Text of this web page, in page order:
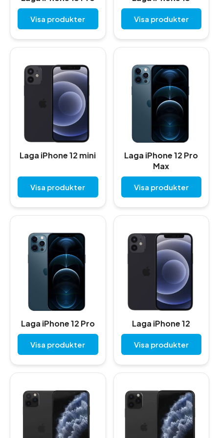
Visa produkter Visa produkter
Laga iPhone 12 mini
Visa produkter
Laga iPhone 12 Pro
Max
Visa produkter
Laga iPhone 12 Pro
Visa produkter
Laga iPhone 12
Visa produkter